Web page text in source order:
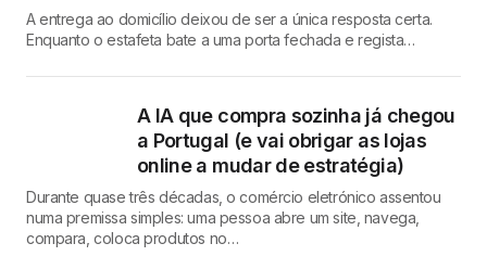
A entrega ao domicílio deixou de ser a única resposta certa.
Enquanto o estafeta bate a uma porta fechada e regista…
A IA que compra sozinha já chegou
a Portugal (e vai obrigar as lojas
online a mudar de estratégia)
Durante quase três décadas, o comércio eletrónico assentou
numa premissa simples: uma pessoa abre um site, navega,
compara, coloca produtos no…